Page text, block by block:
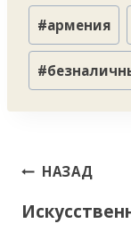
Метки
записи:
#армения
#
НАЗАД